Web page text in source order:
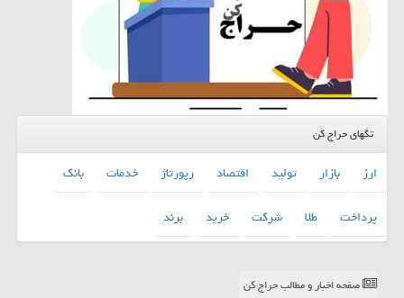
تگهای حراج کن
ارز بازار تولید اقتصاد رپورتاژ خدمات
بانك
پرداخت
طلا شركت خرید برند
صفحه اخبار و مطالب حراج کن